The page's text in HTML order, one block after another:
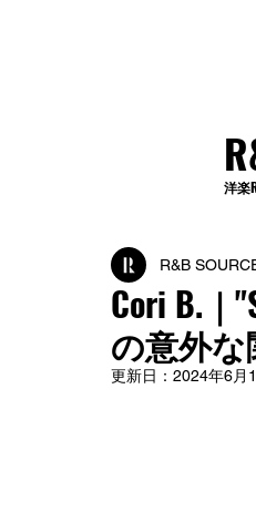
洋楽
Cori B.｜
の意外な
R&B
更新日： 2024年6月